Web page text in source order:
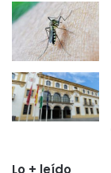
Lo + leído